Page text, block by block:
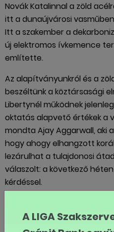
Novák Katalinnal a zöld
itt a dunaújvárosi
Itt a szakember a
új elektromos ívkemence
említette.
Az alapítványunkról és a
beszéltünk a köztársasági
Libertynél működnek
oktatás alapvető értékek a
mondta Ajay Aggarwall, aki
hogy ahogy elhangzott
lezárulhat a tulajdonosi
válaszolt: a következő
kérdéssel.
számukra, hogy a
üzemet ebben az
A LIGA